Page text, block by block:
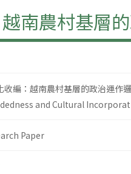
南農村基層
收編：越南農村基層的政治運作
and Cultural
Paper